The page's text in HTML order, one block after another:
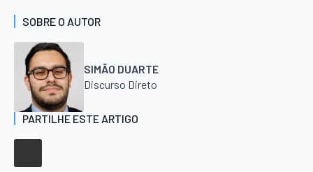
SOBRE O AUTOR
SIMÃO DUARTE
Discurso Direto
PARTILHE ESTE ARTIGO